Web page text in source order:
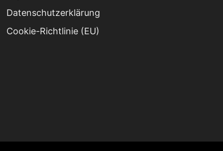
Datenschutz­erklärung
Cookie-Richtlinie (EU)